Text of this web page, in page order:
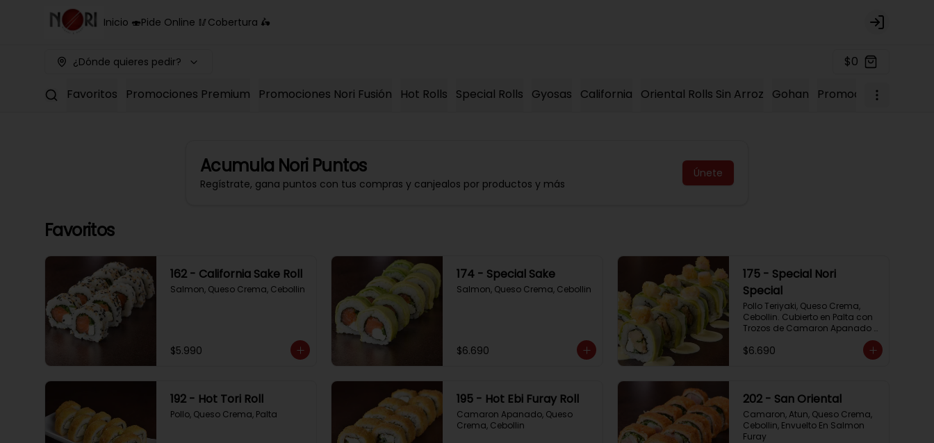
Inicio 🍣Pide Online 🥢 Cobertura 🛵 Login
¿Dónde quieres pedir? $0
Favoritos Promociones Premium Promociones Nori Fusión Hot Rolls Special Rolls Gyosas California Oriental Rolls Sin Arroz Gohan Promociones 2023
Acumula Nori Puntos
Regístrate, gana puntos con tus compras y canjealos por productos y más
Únete
Favoritos
162 - California Sake Roll
Salmon, Queso Crema, Cebollin
$5.990
174 - Special Sake
Salmon, Queso Crema, Cebollin
$6.690
175 - Special Nori
Special
Pollo Teriyaki, Queso Crema,
Cebollin. Cubierto en Palta con
Trozos de Camaron Apanado
$6.690
192 - Hot Tori Roll
Pollo, Queso Crema, Palta
195 - Hot Ebi Furay Roll
Camaron Apanado, Queso
Crema, Cebollin
202 - San Oriental
Camaron, Atun, Queso Crema,
Cebollin, Envuelto En Salmon
Furay